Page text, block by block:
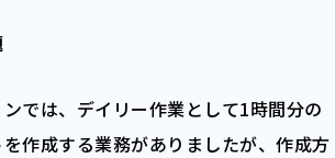
では、デイリー作業として1時間分の
作成する業務がありましたが、作成方